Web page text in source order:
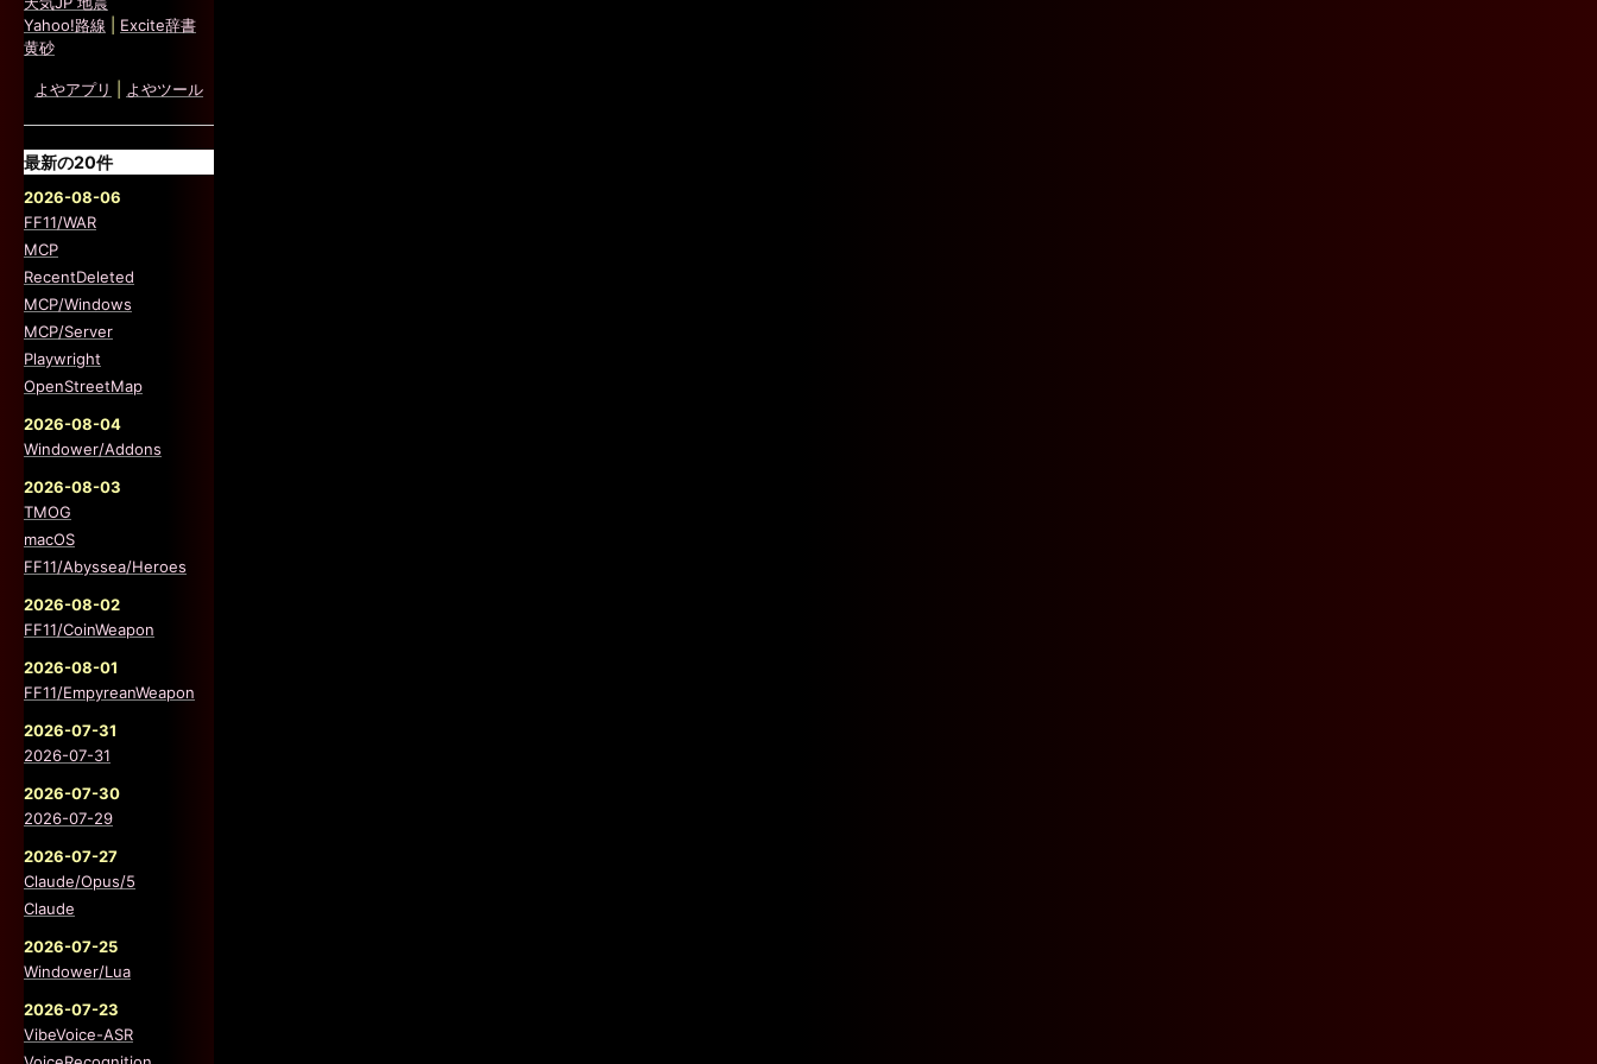
Yahoo!路線
Excite辞書
黄砂
よやアプリ よやツール
最新の20件
2026-08-06
FF11/WAR
MCP
RecentDeleted
MCP/Windows
MCP/Server
Playwright
OpenStreetMap
2026-08-04
Windower/Addons
2026-08-03
TMOG
macOS
FF11/Abyssea/Heroes
2026-08-02
FF11/CoinWeapon
2026-08-01
FF11/EmpyreanWeapon
2026-07-31
2026-07-31
2026-07-30
2026-07-29
2026-07-27
Claude/Opus/5
Claude
2026-07-25
Windower/Lua
2026-07-23
VibeVoice-ASR